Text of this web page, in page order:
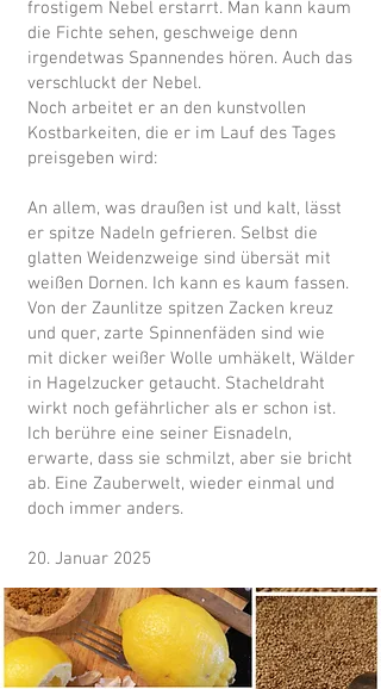
frostigem Nebel erstarrt. Man kann kaum
die Fichte sehen, geschweige denn
irgendetwas Spannendes hören. Auch das
verschluckt der Nebel.
Noch arbeitet er an den kunstvollen
Kostbarkeiten, die er im Lauf des Tages
preisgeben wird:
An allem, was draußen ist und kalt, lässt
er spitze Nadeln gefrieren. Selbst die
glatten Weidenzweige sind übersät mit
weißen Dornen. Ich kann es kaum fassen.
Von der Zaunlitze spitzen Zacken kreuz
und quer, zarte Spinnenfäden sind wie
mit dicker weißer Wolle umhäkelt, Wälder
in Hagelzucker getaucht. Stacheldraht
wirkt noch gefährlicher als er schon ist.
Ich berühre eine seiner Eisnadeln,
erwarte, dass sie schmilzt, aber sie bricht
ab. Eine Zauberwelt, wieder einmal und
doch immer anders.
20. Januar 2025